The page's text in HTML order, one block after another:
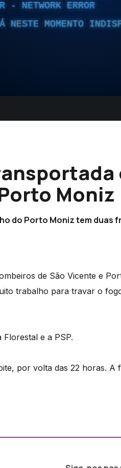
- NETWORK ERROR
NESTE MOMENTO
Moniz
do Porto Moniz tem duas
de São Vicente e
trabalho para travar o
e a PSP.
por volta das 22 horas. A